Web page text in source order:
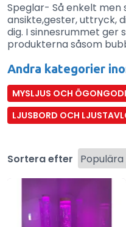
Speglar- Så enkelt
ansikte,gester, uttryck,
dig. I sinnesrummet ger
produkterna såsom
Andra kategorier
MYSLJUS OCH
LJUSBORD OCH
Sortera efter
Products